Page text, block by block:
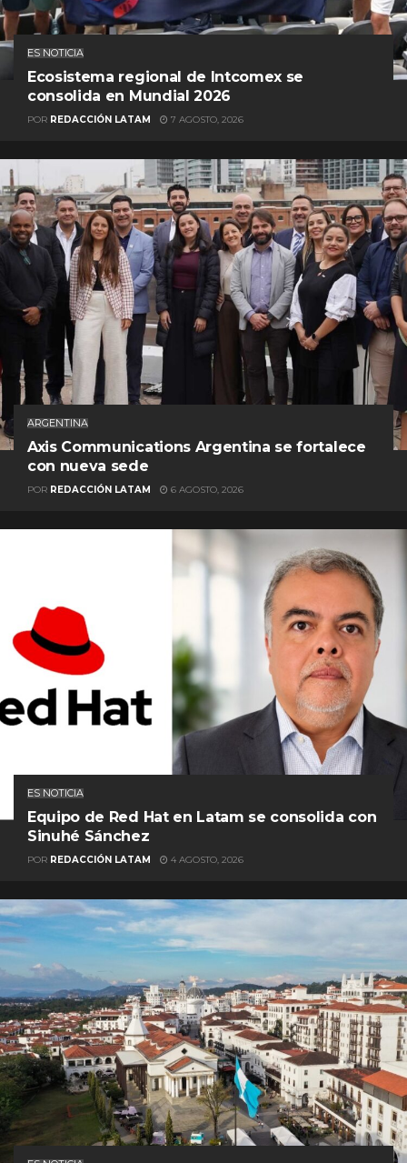
ES NOTICIA
Ecosistema regional de Intcomex se
consolida en Mundial 2026
POR REDACCIÓN LATAM 7 AGOSTO, 2026
ARGENTINA
Axis Communications Argentina se fortalece
con nueva sede
POR REDACCIÓN LATAM 6 AGOSTO, 2026
ES NOTICIA
Equipo de Red Hat en Latam se consolida con
Sinuhé Sánchez
POR REDACCIÓN LATAM 4 AGOSTO, 2026